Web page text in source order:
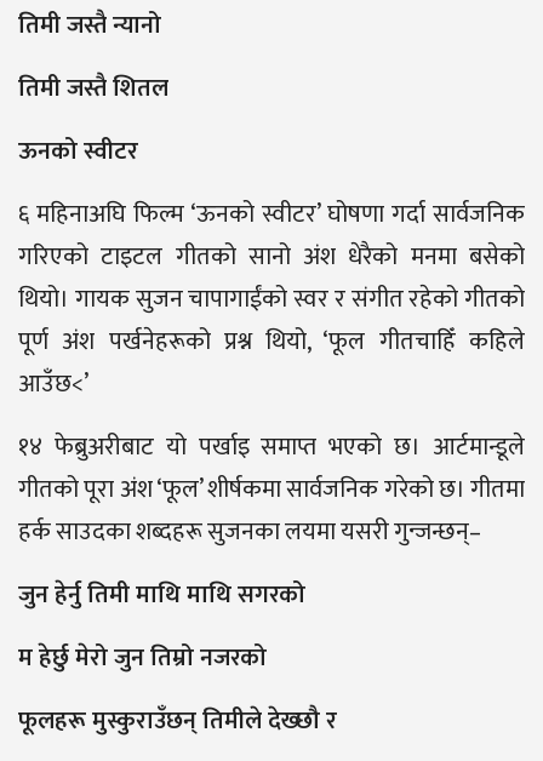
तिमी जस्तै न्यानो
तिमी जस्तै शितल
ऊनको स्वीटर
६ महिनाअघि फिल्म ‘ऊनको स्वीटर’ घोषणा गर्दा सार्वजनिक
गरिएको टाइटल गीतको सानो अंश धेरैको मनमा बसेको
थियो। गायक सुजन चापागाईंको स्वर र संगीत रहेको गीतको
पूर्ण अंश पर्खनेहरूको प्रश्न थियो, ‘फूल गीतचाहिँ कहिले
आउँछ<’
१४ फेब्रुअरीबाट यो पर्खाइ समाप्त भएको छ। आर्टमान्डूले
गीतको पूरा अंश ‘फूल’ शीर्षकमा सार्वजनिक गरेको छ। गीतमा
हर्क साउदका शब्दहरू सुजनका लयमा यसरी गुन्जन्छन्–
जुन हेर्नु तिमी माथि माथि सगरको
म हेर्छु मेरो जुन तिम्रो नजरको
फूलहरू मुस्कुराउँछन् तिमीले देख्छौ र